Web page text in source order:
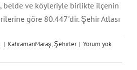
belde ve köyleriyle birlikte ilçenin
göre 80.447'dir. Şehir Atlası
| KahramanMaraş,Şehirler | Yorum yok
Şehir Atlası